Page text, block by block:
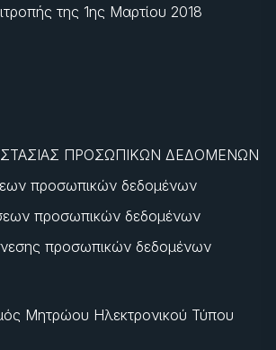
της 1ης Μαρτίου 2018
ΠΡΟΣΩΠΙΚΩΝ ΔΕΔΟΜΕΝΩΝ
προσωπικών δεδομένων
προσωπικών δεδομένων
προσωπικών δεδομένων
Μητρώου Ηλεκτρονικού Τύπου